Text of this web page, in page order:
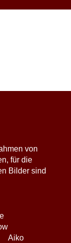
von
für die
Bilder sind
Aiko